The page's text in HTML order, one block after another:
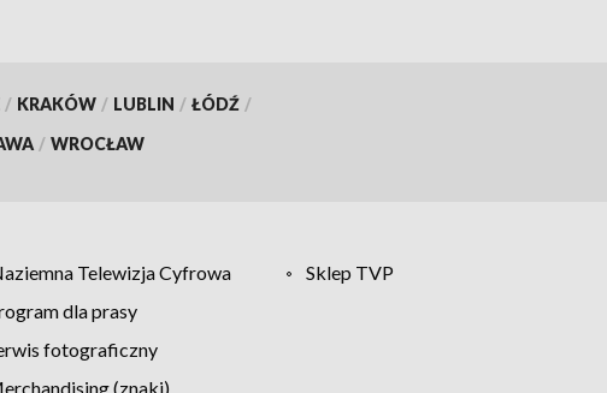
/ KRAKÓW / LUBLIN / ŁÓDŹ /
/ WROCŁAW
Telewizja Cyfrowa
Sklep TVP
dla prasy
fotograficzny
(znaki)